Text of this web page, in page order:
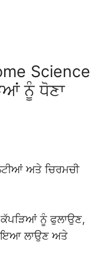
Science
ਨੂੰ ਧੋਣਾ
ਅਤੇ ਚਿਰਮਚੀ
ਕੱਪੜਿਆਂ ਨੂੰ ਫੁਲਾਉਣ,
ਲਾਉਣ ਅਤੇ